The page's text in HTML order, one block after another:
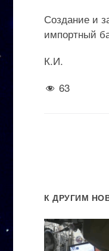
Создание и
импортный
К.И.
63
К ДРУГИМ